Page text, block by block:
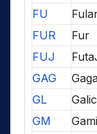
FU
FUR
Fur
FUJ
GAG
GL
GM